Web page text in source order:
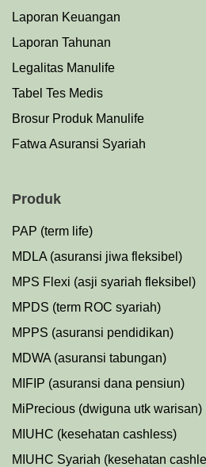
Laporan Keuangan
Laporan Tahunan
Legalitas Manulife
Tabel Tes Medis
Brosur Produk Manulife
Fatwa Asuransi Syariah
Produk
PAP (term life)
MDLA (asuransi jiwa fleksibel)
MPS Flexi (asji syariah fleksibel)
MPDS (term ROC syariah)
MPPS (asuransi pendidikan)
MDWA (asuransi tabungan)
MIFIP (asuransi dana pensiun)
MiPrecious (dwiguna utk warisan)
MIUHC (kesehatan cashless)
MIUHC Syariah (kesehatan